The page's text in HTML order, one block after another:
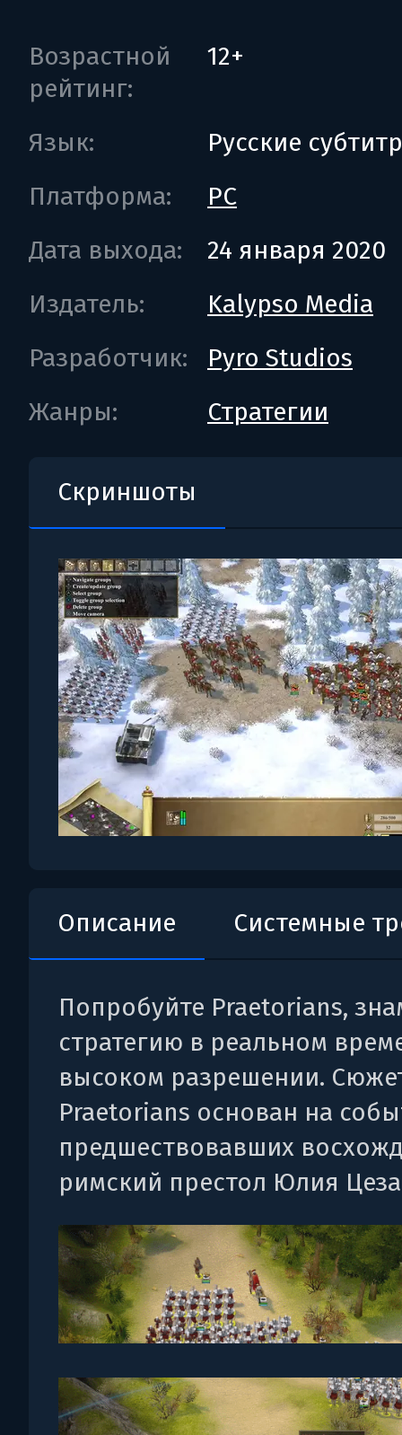
Возрастной
рейтинг:
12+
Язык:
Русские
Платформа:
PC
Дата выхода:
24 января 2020
Издатель:
Kalypso Media
Разработчик:
Pyro Studios
Жанры:
Стратегии
Скриншоты
Описание Системные
Попробуйте Praetorians,
стратегию в реальном
высоком разрешении.
Praetorians основан на
предшествовавших
римский престол Юлия